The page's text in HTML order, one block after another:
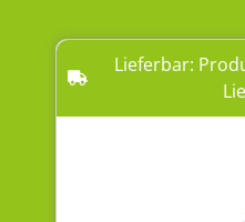
Lieferbar: